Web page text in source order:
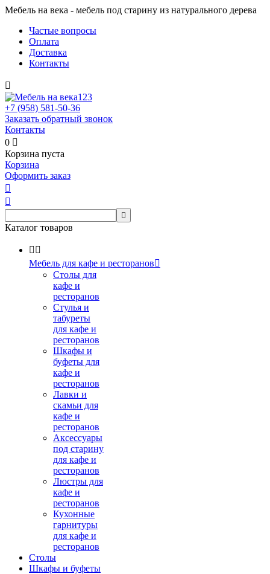
Мебель на века - мебель под старину из натурального дерева
Частые вопросы
Оплата
Доставка
Контакты

+7 (958) 581-50-36
Заказать обратный звонок
Контакты
0 
Корзина пуста
Корзина
Оформить заказ



Каталог товаров
 
Мебель для кафе и ресторанов
Столы для
кафе и
ресторанов
Стулья и
табуреты
для кафе и
ресторанов
Шкафы и
буфеты для
кафе и
ресторанов
Лавки и
скамьи для
кафе и
ресторанов
Аксессуары
под старину
для кафе и
ресторанов
Люстры для
кафе и
ресторанов
Кухонные
гарнитуры
для кафе и
ресторанов
Столы
Шкафы и буфеты